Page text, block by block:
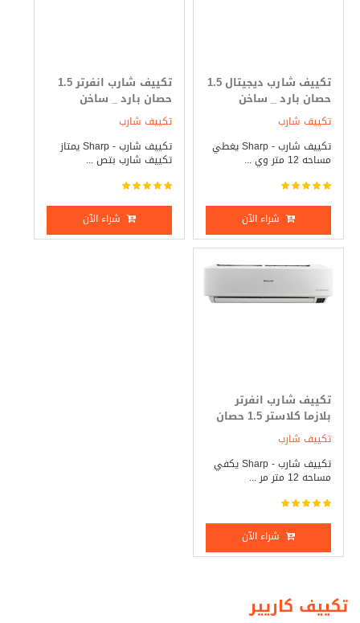
تكييف شارب ديجيتال 1.5
حصان بارد _ ساخن
تكييف شارب
تكييف شارب - Sharp يغطي
مساحه 12 متر وي ...
شراء الآن
تكييف شارب انفرتر 1.5
حصان بارد _ ساخن
تكييف شارب
تكييف شارب - Sharp يمتاز
تكييف شارب بتص ...
شراء الآن
تكييف شارب انفرتر
بلازما كلاستر 1.5 حصان
بارد فقط
تكييف شارب
تكييف شارب - Sharp يكفي
مساحه 12 متر مر ...
شراء الآن
تكييف كاريير